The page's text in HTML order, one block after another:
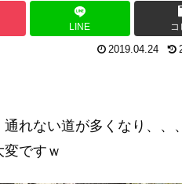
LINE コ
2019.04.24
れない道が多くなり、、
ですｗ